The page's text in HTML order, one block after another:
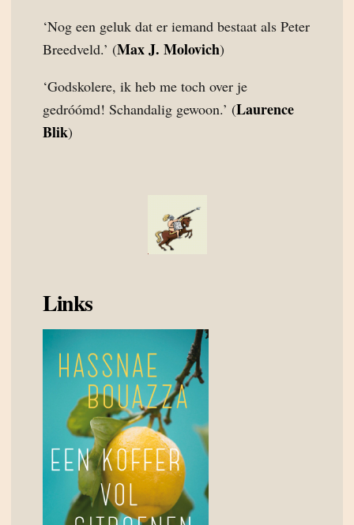
‘Nog een geluk dat er iemand bestaat als Peter
Breedveld.’ (Max J. Molovich)
‘Godskolere, ik heb me toch over je
gedróómd! Schandalig gewoon.’ (Laurence
Blik)
Links